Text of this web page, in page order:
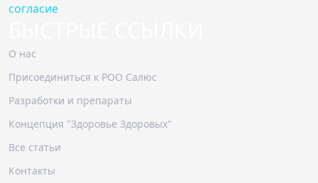
согласие
О нас
Присоединиться к РОО Салюс
Разработки и препараты
Концепция "Здоровье Здоровых"
Все статьи
Контакты